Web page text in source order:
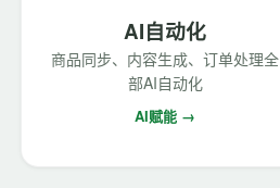
AI自动化
商品同步、内容生成、订单处理全
部AI自动化
AI赋能 →